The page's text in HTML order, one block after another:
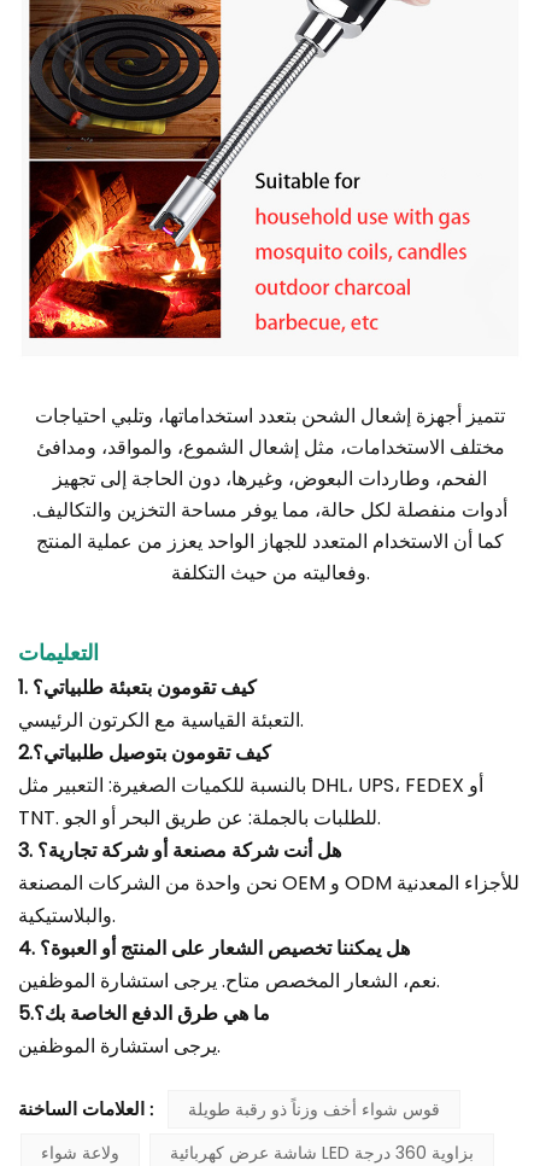
تتميز أجهزة إشعال الشحن بتعدد استخداماتها، وتلبي احتياجات
مختلف الاستخدامات، مثل إشعال الشموع، والمواقد، ومدافئ
الفحم، وطاردات البعوض، وغيرها، دون الحاجة إلى تجهيز
أدوات منفصلة لكل حالة، مما يوفر مساحة التخزين والتكاليف.
كما أن الاستخدام المتعدد للجهاز الواحد يعزز من عملية المنتج
وفعاليته من حيث التكلفة.
التعليمات
1. كيف تقومون بتعبئة طلبياتي؟
التعبئة القياسية مع الكرتون الرئيسي.
2.كيف تقومون بتوصيل طلبياتي؟
بالنسبة للكميات الصغيرة: التعبير مثل DHL، UPS، FEDEX أو
TNT. للطلبات بالجملة: عن طريق البحر أو الجو.
3. هل أنت شركة مصنعة أو شركة تجارية؟
نحن واحدة من الشركات المصنعة OEM و ODM للأجزاء المعدنية
والبلاستيكية.
4. هل يمكننا تخصيص الشعار على المنتج أو العبوة؟
نعم، الشعار المخصص متاح. يرجى استشارة الموظفين.
5.ما هي طرق الدفع الخاصة بك؟
يرجى استشارة الموظفين.
العلامات الساخنة :
قوس شواء أخف وزناً ذو رقبة طويلة
ولاعة شواء
شاشة عرض كهربائية LED بزاوية 360 درجة